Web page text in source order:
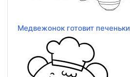
Медвежонок готовит печеньки